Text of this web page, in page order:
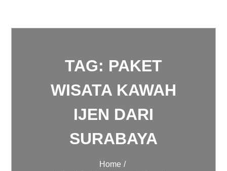
TAG: PAKET
WISATA KAWAH
IJEN DARI
SURABAYA
Home